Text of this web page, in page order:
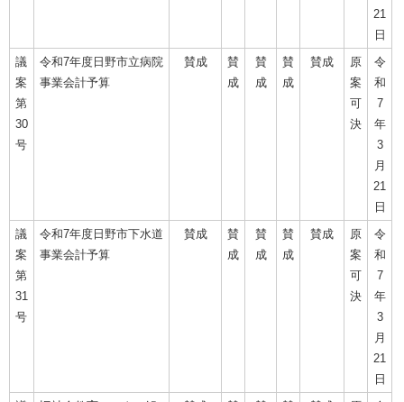
21
日
議
案
第
30
号
令和7年度日野市立病院
事業会計予算
賛成
賛
成
賛
成
賛
成
賛成
原
案
可
決
令
和
7
年
3
月
21
日
議
案
第
31
号
令和7年度日野市下水道
事業会計予算
賛成
賛
成
賛
成
賛
成
賛成
原
案
可
決
令
和
7
年
3
月
21
日